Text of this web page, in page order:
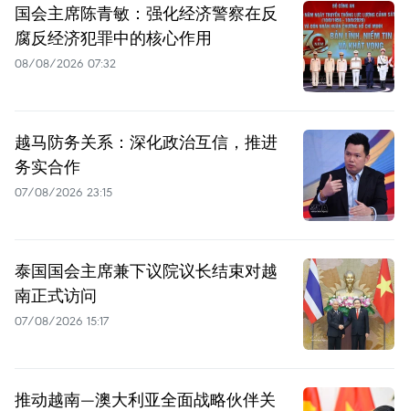
国会主席陈青敏：强化经济警察在反
腐反经济犯罪中的核心作用
08/08/2026 07:32
越马防务关系：深化政治互信，推进
务实合作
07/08/2026 23:15
泰国国会主席兼下议院议长结束对越
南正式访问
07/08/2026 15:17
推动越南—澳大利亚全面战略伙伴关